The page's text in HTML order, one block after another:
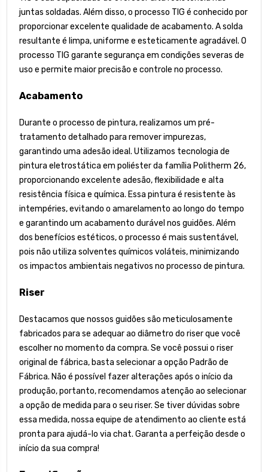
juntas soldadas. Além disso, o processo TIG é conhecido por
proporcionar excelente qualidade de acabamento. A solda
resultante é limpa, uniforme e esteticamente agradável. O
processo TIG garante segurança em condições severas de
uso e permite maior precisão e controle no processo.
Acabamento
Durante o processo de pintura, realizamos um pré-
tratamento detalhado para remover impurezas,
garantindo uma adesão ideal. Utilizamos tecnologia de
pintura eletrostática em poliéster da família Politherm 26,
proporcionando excelente adesão, flexibilidade e alta
resistência física e química. Essa pintura é resistente às
intempéries, evitando o amarelamento ao longo do tempo
e garantindo um acabamento durável nos guidões. Além
dos benefícios estéticos, o processo é mais sustentável,
pois não utiliza solventes químicos voláteis, minimizando
os impactos ambientais negativos no processo de pintura.
Riser
Destacamos que nossos guidões são meticulosamente
fabricados para se adequar ao diâmetro do riser que você
escolher no momento da compra. Se você possui o riser
original de fábrica, basta selecionar a opção Padrão de
Fábrica. Não é possível fazer alterações após o início da
produção, portanto, recomendamos atenção ao selecionar
a opção de medida para o seu riser. Se tiver dúvidas sobre
essa medida, nossa equipe de atendimento ao cliente está
pronta para ajudá-lo via chat. Garanta a perfeição desde o
início da sua compra!